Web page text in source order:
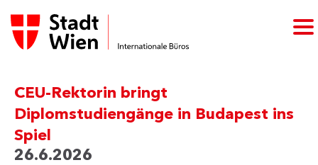
CEU-Rektorin bringt
Diplomstudiengänge in Budapest ins
Spiel
26.6.2026